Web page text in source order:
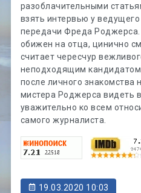
разоблачительными
взять интервью у
передачи Фреда Роджерса.
обижен на отца, цинично
считает чересчур
неподходящим
после личного знакомства
мистера Роджерса видеть
уважительно ко всем
самого журналиста.
19.03.2020 10:03